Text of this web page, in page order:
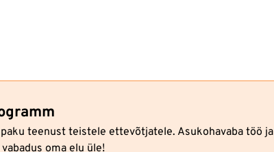
teenust teistele ettevõtjatele. Asukohavaba töö ja
oma elu üle!